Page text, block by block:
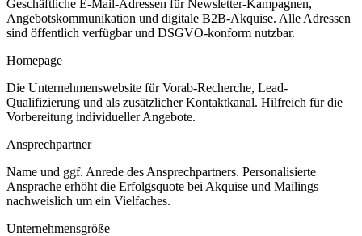
Geschäftliche E-Mail-Adressen für Newsletter-Kampagnen,
Angebotskommunikation und digitale B2B-Akquise. Alle Adressen
sind öffentlich verfügbar und DSGVO-konform nutzbar.
Homepage
Die Unternehmenswebsite für Vorab-Recherche, Lead-
Qualifizierung und als zusätzlicher Kontaktkanal. Hilfreich für die
Vorbereitung individueller Angebote.
Ansprechpartner
Name und ggf. Anrede des Ansprechpartners. Personalisierte
Ansprache erhöht die Erfolgsquote bei Akquise und Mailings
nachweislich um ein Vielfaches.
Unternehmensgröße